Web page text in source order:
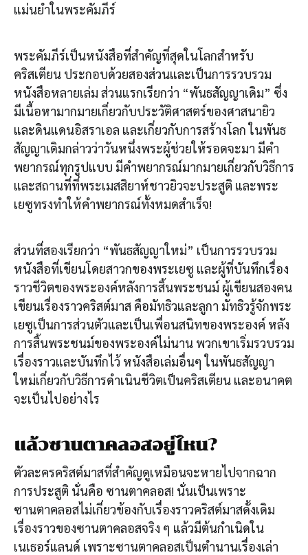
แม่นยำในพระคัมภีร์
พระคัมภีร์เป็นหนังสือที่สำคัญที่สุดในโลกสำหรับ
คริสเตียน ประกอบด้วยสองส่วนและเป็นการรวบรวม
หนังสือหลายเล่ม ส่วนแรกเรียกว่า “พันธสัญญาเดิม” ซึ่ง
มีเนื้อหามากมายเกี่ยวกับประวัติศาสตร์ของศาสนายิว
และดินแดนอิสราเอล และเกี่ยวกับการสร้างโลก ในพันธ
สัญญาเดิมกล่าวว่าวันหนึ่งพระผู้ช่วยให้รอดจะมา มีคำ
พยากรณ์ทุกรูปแบบ มีคำพยากรณ์มากมายเกี่ยวกับวิธีการ
และสถานที่ที่พระเมสสิยาห์ชาวยิวจะประสูติ และพระ
เยซูทรงทำให้คำพยากรณ์ทั้งหมดสำเร็จ!
ส่วนที่สองเรียกว่า “พันธสัญญาใหม่” เป็นการรวบรวม
หนังสือที่เขียนโดยสาวกของพระเยซู และผู้ที่บันทึกเรื่อง
ราวชีวิตของพระองค์หลังการสิ้นพระชนม์ ผู้เขียนสองคน
เขียนเรื่องราวคริสต์มาส คือมัทธิวและลูกา มัทธิวรู้จักพระ
เยซูเป็นการส่วนตัวและเป็นเพื่อนสนิทของพระองค์ หลัง
การสิ้นพระชนม์ของพระองค์ไม่นาน พวกเขาเริ่มรวบรวม
เรื่องราวและบันทึกไว้ หนังสือเล่มอื่นๆ ในพันธสัญญา
ใหม่เกี่ยวกับวิธีการดำเนินชีวิตเป็นคริสเตียน และอนาคต
จะเป็นไปอย่างไร
แล้วซานตาคลอสอยู่ไหน?
ตัวละครคริสต์มาสที่สำคัญดูเหมือนจะหายไปจากฉาก
การประสูติ นั่นคือ ซานตาคลอส! นั่นเป็นเพราะ
ซานตาคลอสไม่เกี่ยวข้องกับเรื่องราวคริสต์มาสดั้งเดิม
เรื่องราวของซานตาคลอสจริง ๆ แล้วมีต้นกำเนิดใน
เนเธอร์แลนด์ เพราะซานตาคลอสเป็นตำนานเรื่องเล่า